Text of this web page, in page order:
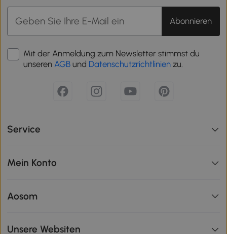
Abonnieren
Mit der Anmeldung zum Newsletter stimmst du
unseren AGB und Datenschutzrichtlinien zu.
Service
Mein Konto
Aosom
Unsere Websiten